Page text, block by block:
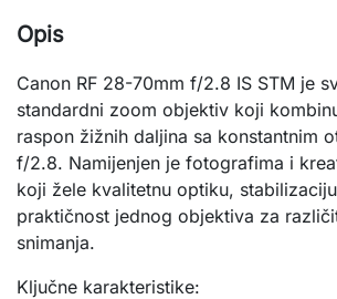
Opis
Canon RF 28-70mm f/2.8 IS STM je
standardni zoom objektiv koji
raspon žižnih daljina sa konstantnim
f/2.8. Namijenjen je fotografima i
koji žele kvalitetnu optiku,
praktičnost jednog objektiva za
snimanja.
Ključne karakteristike: